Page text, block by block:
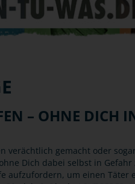
– OHNE DICH
verächtlich gemacht oder
Dich dabei selbst in
aufzufordern, um einen Täter